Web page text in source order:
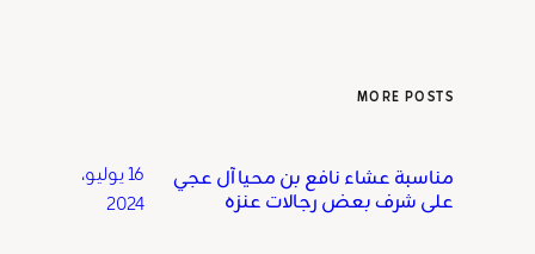
MORE POSTS
مناسبة عشاء نافع بن محيا آل عجي
على شرف بعض رجالات عنزه
16 يوليو،
2024